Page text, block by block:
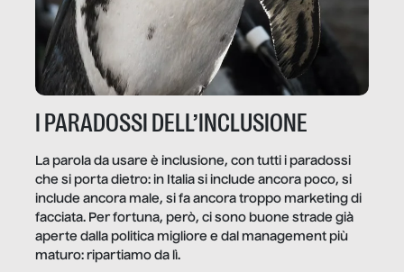
I PARADOSSI DELL’INCLUSIONE
La parola da usare è inclusione, con tutti i paradossi
che si porta dietro: in Italia si include ancora poco, si
include ancora male, si fa ancora troppo marketing di
facciata. Per fortuna, però, ci sono buone strade già
aperte dalla politica migliore e dal management più
maturo: ripartiamo da lì.